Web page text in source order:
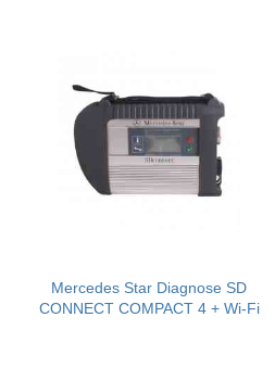
Mercedes Star Diagnose SD
CONNECT COMPACT 4 + Wi-Fi